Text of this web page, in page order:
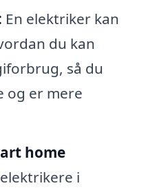
En elektriker kan
du kan
så du
og er mere
home
i